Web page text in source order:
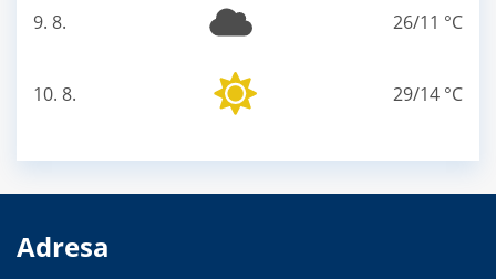
nedeľa
9. 8. 26/11 °C
pondelok
10. 8. 29/14 °C
Adresa